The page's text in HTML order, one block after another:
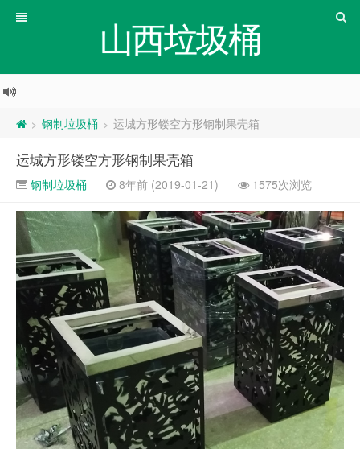
山西垃圾桶
> 钢制垃圾桶 > 运城方形镂空方形钢制果壳箱
运城方形镂空方形钢制果壳箱
钢制垃圾桶 8年前 (2019-01-21) 1575次浏览